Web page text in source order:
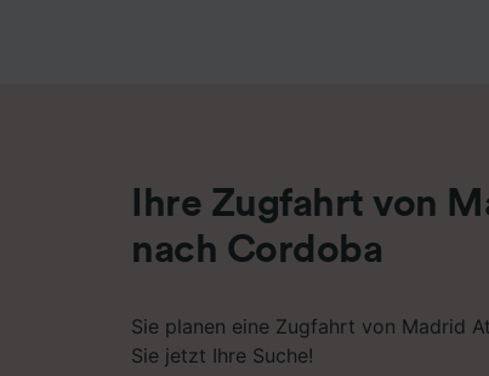
Ihre Zugfahrt von
nach Cordoba
Sie planen eine Zugfahrt von Madrid
Sie jetzt Ihre Suche!